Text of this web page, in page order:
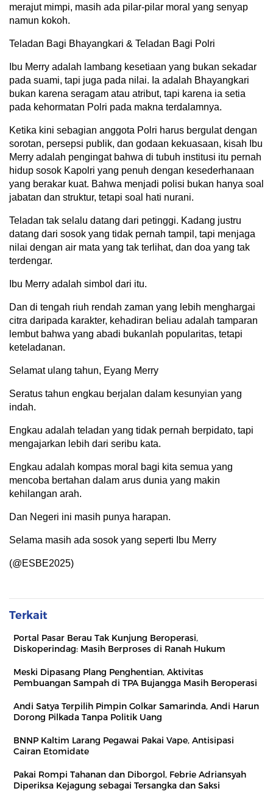
merajut mimpi, masih ada pilar-pilar moral yang senyap
namun kokoh.
Teladan Bagi Bhayangkari & Teladan Bagi Polri
Ibu Merry adalah lambang kesetiaan yang bukan sekadar
pada suami, tapi juga pada nilai. Ia adalah Bhayangkari
bukan karena seragam atau atribut, tapi karena ia setia
pada kehormatan Polri pada makna terdalamnya.
Ketika kini sebagian anggota Polri harus bergulat dengan
sorotan, persepsi publik, dan godaan kekuasaan, kisah Ibu
Merry adalah pengingat bahwa di tubuh institusi itu pernah
hidup sosok Kapolri yang penuh dengan kesederhanaan
yang berakar kuat. Bahwa menjadi polisi bukan hanya soal
jabatan dan struktur, tetapi soal hati nurani.
Teladan tak selalu datang dari petinggi. Kadang justru
datang dari sosok yang tidak pernah tampil, tapi menjaga
nilai dengan air mata yang tak terlihat, dan doa yang tak
terdengar.
Ibu Merry adalah simbol dari itu.
Dan di tengah riuh rendah zaman yang lebih menghargai
citra daripada karakter, kehadiran beliau adalah tamparan
lembut bahwa yang abadi bukanlah popularitas, tetapi
keteladanan.
Selamat ulang tahun, Eyang Merry
Seratus tahun engkau berjalan dalam kesunyian yang
indah.
Engkau adalah teladan yang tidak pernah berpidato, tapi
mengajarkan lebih dari seribu kata.
Engkau adalah kompas moral bagi kita semua yang
mencoba bertahan dalam arus dunia yang makin
kehilangan arah.
Dan Negeri ini masih punya harapan.
Selama masih ada sosok yang seperti Ibu Merry
(@ESBE2025)
Terkait
Portal Pasar Berau Tak Kunjung Beroperasi,
Diskoperindag: Masih Berproses di Ranah Hukum
Meski Dipasang Plang Penghentian, Aktivitas
Pembuangan Sampah di TPA Bujangga Masih Beroperasi
Andi Satya Terpilih Pimpin Golkar Samarinda, Andi Harun
Dorong Pilkada Tanpa Politik Uang
BNNP Kaltim Larang Pegawai Pakai Vape, Antisipasi
Cairan Etomidate
Pakai Rompi Tahanan dan Diborgol, Febrie Adriansyah
Diperiksa Kejagung sebagai Tersangka dan Saksi